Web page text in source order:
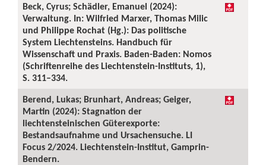
Beck, Cyrus; Schädler, Emanuel (2024):
Verwaltung. In: Wilfried Marxer, Thomas Milic
und Philippe Rochat (Hg.): Das politische
System Liechtensteins. Handbuch für
Wissenschaft und Praxis. Baden-Baden: Nomos
(Schriftenreihe des Liechtenstein-Instituts, 1),
S. 311–334.
Berend, Lukas; Brunhart, Andreas; Geiger,
Martin (2024): Stagnation der
liechtensteinischen Güterexporte:
Bestandsaufnahme und Ursachensuche. LI
Focus 2/2024. Liechtenstein-Institut, Gamprin-
Bendern.